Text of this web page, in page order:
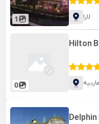
1 لارا
0
Hilton